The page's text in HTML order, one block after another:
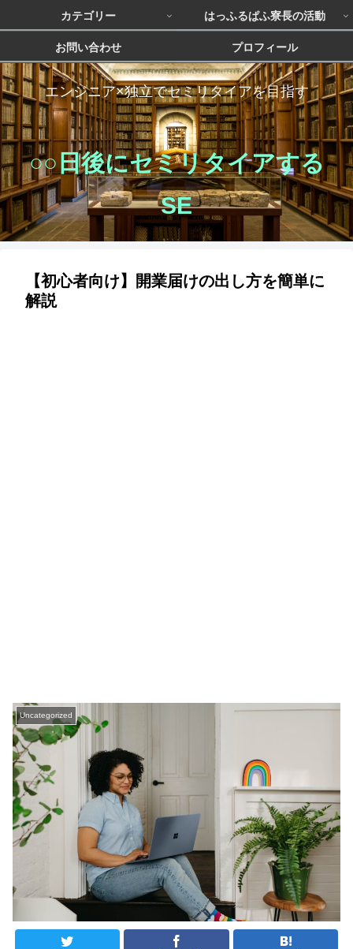
エンジニア×独立でセミリタイアを目指す
○○日後にセミリタイアする
SE
カテゴリー はっふるぱふ寮長の活動
お問い合わせ プロフィール
【初心者向け】開業届けの出し方を簡単に
解説
Uncategorized